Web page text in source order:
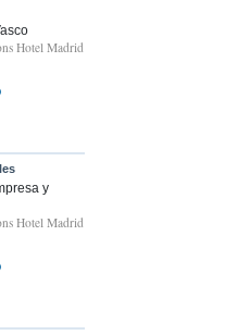
Hotel Madrid
y
Hotel Madrid